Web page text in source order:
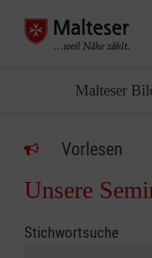
Malteser
Vorlesen
Unsere
Stichwortsuche